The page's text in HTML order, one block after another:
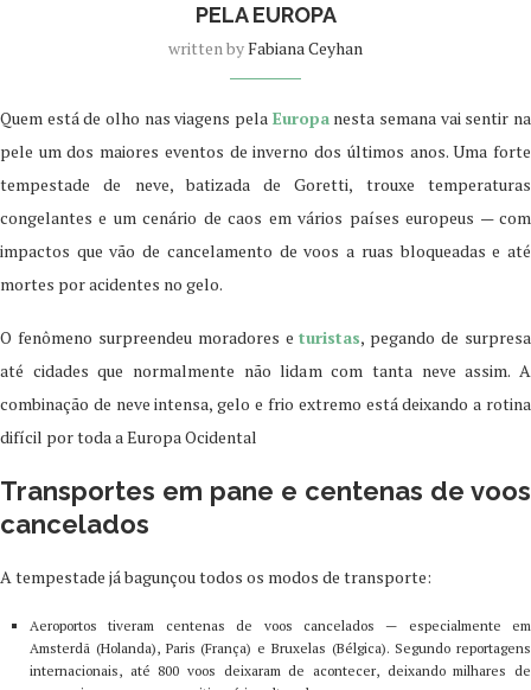
PELA EUROPA
written byFabiana Ceyhan
Quem está de olho nas viagens pela Europa nesta semana vai sentir na
pele um dos maiores eventos de inverno dos últimos anos. Uma forte
tempestade de neve, batizada de Goretti, trouxe temperaturas
congelantes e um cenário de caos em vários países europeus — com
impactos que vão de cancelamento de voos a ruas bloqueadas e até
mortes por acidentes no gelo.
O fenômeno surpreendeu moradores eturistas, pegando de surpresa
até cidades que normalmente não lidam com tanta neve assim. A
combinação de neve intensa, gelo e frio extremo está deixando a rotina
difícil por toda a Europa Ocidental
Transportes em pane e centenas de voos
cancelados
A tempestade já bagunçou todos os modos de transporte:
Aeroportos tiveram centenas de voos cancelados — especialmente em
Amsterdã (Holanda), Paris (França) e Bruxelas (Bélgica). Segundo reportagens
internacionais, até 800 voos deixaram de acontecer, deixando milhares de